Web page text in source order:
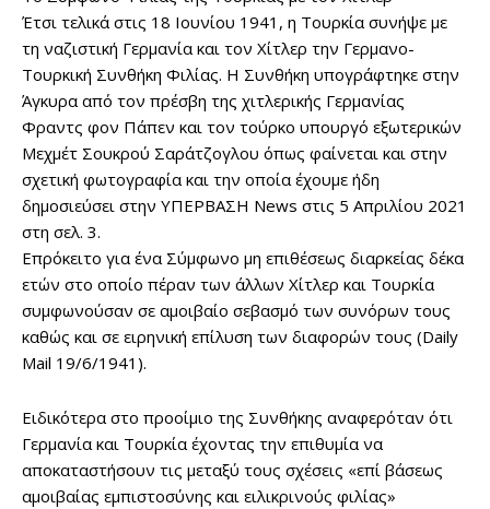
Έτσι τελικά στις 18 Ιουνίου 1941, η Τουρκία συνήψε με
τη ναζιστική Γερμανία και τον Χίτλερ την Γερμανο-
Τουρκική Συνθήκη Φιλίας. Η Συνθήκη υπογράφτηκε στην
Άγκυρα από τον πρέσβη της χιτλερικής Γερμανίας
Φραντς φον Πάπεν και τον τούρκο υπουργό εξωτερικών
Μεχμέτ Σουκρού Σαράτζογλου όπως φαίνεται και στην
σχετική φωτογραφία και την οποία έχουμε ήδη
δημοσιεύσει στην ΥΠΕΡΒΑΣΗ News στις 5 Απριλίου 2021
στη σελ. 3.
Επρόκειτο για ένα Σύμφωνο μη επιθέσεως διαρκείας δέκα
ετών στο οποίο πέραν των άλλων Χίτλερ και Τουρκία
συμφωνούσαν σε αμοιβαίο σεβασμό των συνόρων τους
καθώς και σε ειρηνική επίλυση των διαφορών τους (Daily
Mail 19/6/1941).
Ειδικότερα στο προοίμιο της Συνθήκης αναφερόταν ότι
Γερμανία και Τουρκία έχοντας την επιθυμία να
αποκαταστήσουν τις μεταξύ τους σχέσεις «επί βάσεως
αμοιβαίας εμπιστοσύνης και ειλικρινούς φιλίας»